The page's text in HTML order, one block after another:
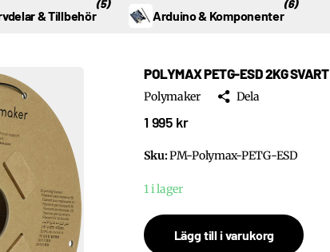
& Tillbehör
(5)
Arduino & Komponenter
(6)
POLYMAX PETG-ESD 2KG SVART
Polymaker Dela
1 995 kr
Sku:PM-Polymax-PETG-ESD
1 i lager
Lägg till i varukorg